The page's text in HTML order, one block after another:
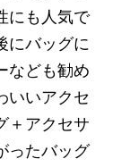
にも人気で
にバッグに
なども勧め
いいアクセ
＋アクセサ
ったバッグ